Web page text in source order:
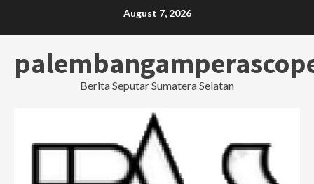
August 7, 2026
Berita Seputar Sumatera Selatan